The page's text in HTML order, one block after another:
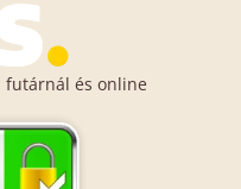
futárnál és online